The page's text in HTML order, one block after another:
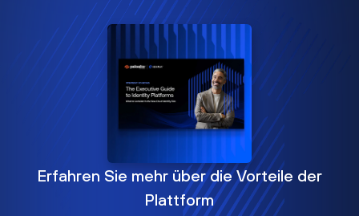
Erfahren Sie mehr über die Vorteile der
Plattform